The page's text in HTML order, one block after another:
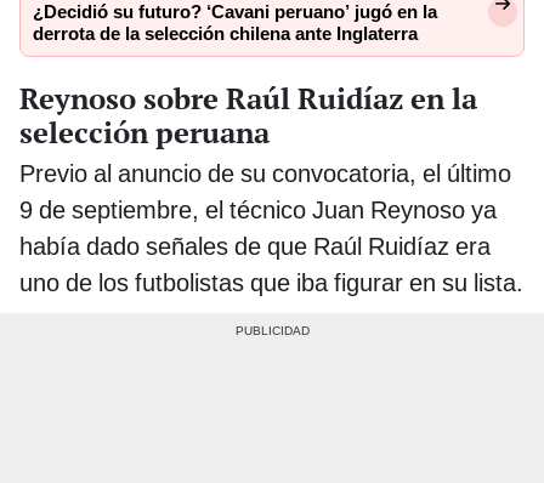
¿Decidió su futuro? ‘Cavani peruano’ jugó en la
derrota de la selección chilena ante Inglaterra
Reynoso sobre Raúl Ruidíaz en la
selección peruana
Previo al anuncio de su convocatoria, el último
9 de septiembre, el técnico Juan Reynoso ya
había dado señales de que Raúl Ruidíaz era
uno de los futbolistas que iba figurar en su lista.